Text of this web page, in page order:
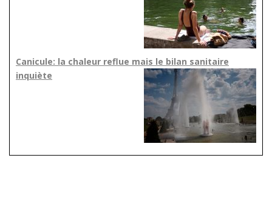
Canicule: la chaleur reflue mais le bilan sanitaire
inquiète